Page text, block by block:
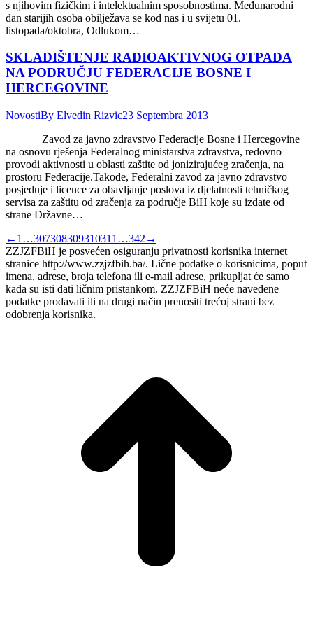
s njihovim fizičkim i intelektualnim sposobnostima. Međunarodni
dan starijih osoba obilježava se kod nas i u svijetu 01.
listopada/oktobra, Odlukom…
SKLADIŠTENJE RADIOAKTIVNOG OTPADA
NA PODRUČJU FEDERACIJE BOSNE I
HERCEGOVINE
NovostiBy Elvedin Rizvic23 Septembra 2013
Zavod za javno zdravstvo Federacije Bosne i Hercegovine
na osnovu rješenja Federalnog ministarstva zdravstva, redovno
provodi aktivnosti u oblasti zaštite od jonizirajućeg zračenja, na
prostoru Federacije.Takođe, Federalni zavod za javno zdravstvo
posjeduje i licence za obavljanje poslova iz djelatnosti tehničkog
servisa za zaštitu od zračenja za područje BiH koje su izdate od
strane Državne…
← 1 …307308309310311 …342 →
ZZJZFBiH je posvećen osiguranju privatnosti korisnika internet
stranice http://www.zzjzfbih.ba/. Lične podatke o korisnicima, poput
imena, adrese, broja telefona ili e-mail adrese, prikupljat će samo
kada su isti dati ličnim pristankom. ZZJZFBiH neće navedene
podatke prodavati ili na drugi način prenositi trećoj strani bez
odobrenja korisnika.